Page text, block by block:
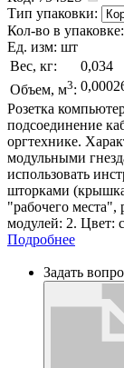
Тип упаковки:
Кол-во в упаковке:
Ед. изм: шт
Вес, кг:
0,034
Объем, м3:
Розетка
подсоединение
оргтехнике.
модульными
использовать
шторками
"рабочего
модулей: 2. Цвет:
Подробнее
Задать